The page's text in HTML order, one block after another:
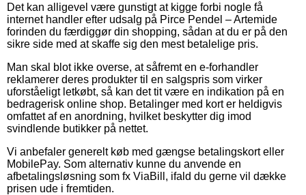
Det kan alligevel være gunstigt at kigge forbi nogle få
internet handler efter udsalg på Pirce Pendel – Artemide
forinden du færdiggør din shopping, sådan at du er på den
sikre side med at skaffe sig den mest betalelige pris.
Man skal blot ikke overse, at såfremt en e-forhandler
reklamerer deres produkter til en salgspris som virker
uforståeligt letkøbt, så kan det tit være en indikation på en
bedragerisk online shop. Betalinger med kort er heldigvis
omfattet af en anordning, hvilket beskytter dig imod
svindlende butikker på nettet.
Vi anbefaler generelt køb med gængse betalingskort eller
MobilePay. Som alternativ kunne du anvende en
afbetalingsløsning som fx ViaBill, ifald du gerne vil dække
prisen ude i fremtiden.